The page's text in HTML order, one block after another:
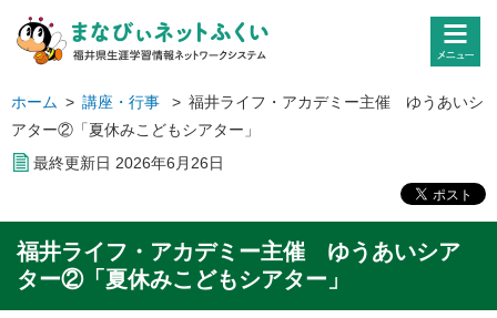
ホーム > 講座・行事 > 福井ライフ・アカデミー主催 ゆうあいシ
アター②「夏休みこどもシアター」
最終更新日 2026年6 月 26日
福井ライフ・アカデミー主催 ゆうあいシア
ター②「夏休みこどもシアター」